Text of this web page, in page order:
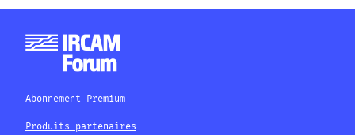
Abonnement Premium
Produits partenaires